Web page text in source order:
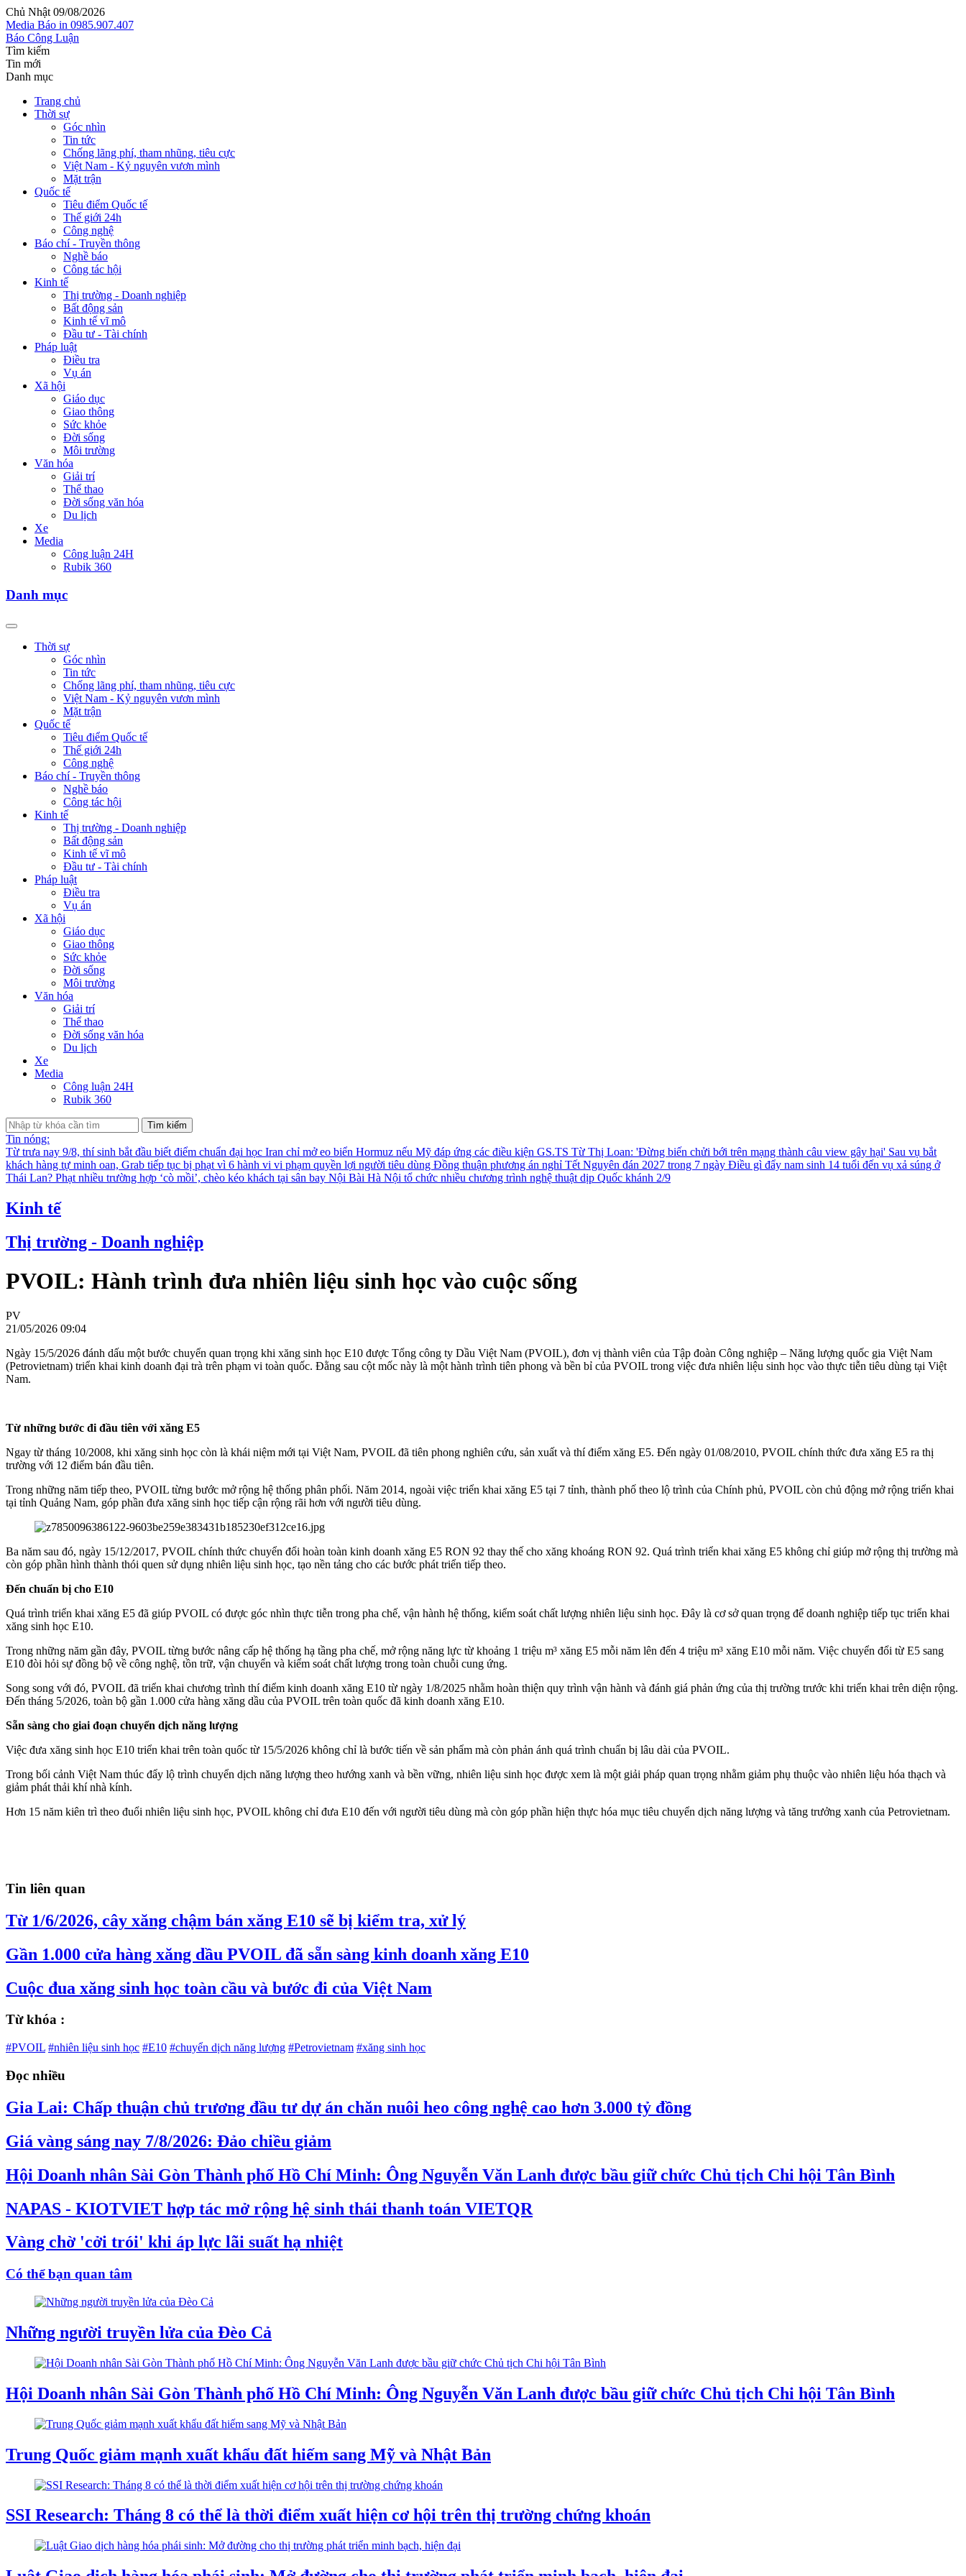
Chủ Nhật 09/08/2026
Media Báo in 0985.907.407
Báo Công Luận
Tìm kiếm
Tin mới
Danh mục
Trang chủ
Thời sự
Góc nhìn
Tin tức
Chống lãng phí, tham nhũng, tiêu cực
Việt Nam - Kỷ nguyên vươn mình
Mặt trận
Quốc tế
Tiêu điểm Quốc tế
Thế giới 24h
Công nghệ
Báo chí - Truyền thông
Nghề báo
Công tác hội
Kinh tế
Thị trường - Doanh nghiệp
Bất động sản
Kinh tế vĩ mô
Đầu tư - Tài chính
Pháp luật
Điều tra
Vụ án
Xã hội
Giáo dục
Giao thông
Sức khỏe
Đời sống
Môi trường
Văn hóa
Giải trí
Thể thao
Đời sống văn hóa
Du lịch
Xe
Media
Công luận 24H
Rubik 360
Danh mục
Thời sự
Góc nhìn
Tin tức
Chống lãng phí, tham nhũng, tiêu cực
Việt Nam - Kỷ nguyên vươn mình
Mặt trận
Quốc tế
Tiêu điểm Quốc tế
Thế giới 24h
Công nghệ
Báo chí - Truyền thông
Nghề báo
Công tác hội
Kinh tế
Thị trường - Doanh nghiệp
Bất động sản
Kinh tế vĩ mô
Đầu tư - Tài chính
Pháp luật
Điều tra
Vụ án
Xã hội
Giáo dục
Giao thông
Sức khỏe
Đời sống
Môi trường
Văn hóa
Giải trí
Thể thao
Đời sống văn hóa
Du lịch
Xe
Media
Công luận 24H
Rubik 360
Tìm kiếm
Tin nóng:
Từ trưa nay 9/8, thí sinh bắt đầu biết điểm chuẩn đại học Iran chỉ mở eo biển Hormuz nếu Mỹ đáp ứng các điều kiện GS.TS Từ Thị Loan: 'Đừng biến chửi bới trên mạng thành câu view gây hại' Sau vụ bắt
khách hàng tự minh oan, Grab tiếp tục bị phạt vì 6 hành vi vi phạm quyền lợi người tiêu dùng Đồng thuận phương án nghỉ Tết Nguyên đán 2027 trong 7 ngày Điều gì đẩy nam sinh 14 tuổi đến vụ xả súng ở
Thái Lan? Phạt nhiều trường hợp ‘cò mồi’, chèo kéo khách tại sân bay Nội Bài Hà Nội tổ chức nhiều chương trình nghệ thuật dịp Quốc khánh 2/9
Kinh tế
Thị trường - Doanh nghiệp
PVOIL: Hành trình đưa nhiên liệu sinh học vào cuộc sống
PV
21/05/2026 09:04
Ngày 15/5/2026 đánh dấu một bước chuyển quan trọng khi xăng sinh học E10 được Tổng công ty Dầu Việt Nam (PVOIL), đơn vị thành viên của Tập đoàn Công nghiệp – Năng lượng quốc gia Việt Nam
(Petrovietnam) triển khai kinh doanh đại trà trên phạm vi toàn quốc. Đằng sau cột mốc này là một hành trình tiên phong và bền bỉ của PVOIL trong việc đưa nhiên liệu sinh học vào thực tiễn tiêu dùng tại Việt
Nam.
Từ những bước đi đầu tiên với xăng E5
Ngay từ tháng 10/2008, khi xăng sinh học còn là khái niệm mới tại Việt Nam, PVOIL đã tiên phong nghiên cứu, sản xuất và thí điểm xăng E5. Đến ngày 01/08/2010, PVOIL chính thức đưa xăng E5 ra thị
trường với 12 điểm bán đầu tiên.
Trong những năm tiếp theo, PVOIL từng bước mở rộng hệ thống phân phối. Năm 2014, ngoài việc triển khai xăng E5 tại 7 tỉnh, thành phố theo lộ trình của Chính phủ, PVOIL còn chủ động mở rộng triển khai
tại tỉnh Quảng Nam, góp phần đưa xăng sinh học tiếp cận rộng rãi hơn với người tiêu dùng.
Ba năm sau đó, ngày 15/12/2017, PVOIL chính thức chuyển đổi hoàn toàn kinh doanh xăng E5 RON 92 thay thế cho xăng khoáng RON 92. Quá trình triển khai xăng E5 không chỉ giúp mở rộng thị trường mà
còn góp phần hình thành thói quen sử dụng nhiên liệu sinh học, tạo nền tảng cho các bước phát triển tiếp theo.
Đến chuẩn bị cho E10
Quá trình triển khai xăng E5 đã giúp PVOIL có được góc nhìn thực tiễn trong pha chế, vận hành hệ thống, kiểm soát chất lượng nhiên liệu sinh học. Đây là cơ sở quan trọng để doanh nghiệp tiếp tục triển khai
xăng sinh học E10.
Trong những năm gần đây, PVOIL từng bước nâng cấp hệ thống hạ tầng pha chế, mở rộng năng lực từ khoảng 1 triệu m³ xăng E5 mỗi năm lên đến 4 triệu m³ xăng E10 mỗi năm. Việc chuyển đổi từ E5 sang
E10 đòi hỏi sự đồng bộ về công nghệ, tồn trữ, vận chuyển và kiểm soát chất lượng trong toàn chuỗi cung ứng.
Song song với đó, PVOIL đã triển khai chương trình thí điểm kinh doanh xăng E10 từ ngày 1/8/2025 nhằm hoàn thiện quy trình vận hành và đánh giá phản ứng của thị trường trước khi triển khai trên diện rộng.
Đến tháng 5/2026, toàn bộ gần 1.000 cửa hàng xăng dầu của PVOIL trên toàn quốc đã kinh doanh xăng E10.
Sẵn sàng cho giai đoạn chuyển dịch năng lượng
Việc đưa xăng sinh học E10 triển khai trên toàn quốc từ 15/5/2026 không chỉ là bước tiến về sản phẩm mà còn phản ánh quá trình chuẩn bị lâu dài của PVOIL.
Trong bối cảnh Việt Nam thúc đẩy lộ trình chuyển dịch năng lượng theo hướng xanh và bền vững, nhiên liệu sinh học được xem là một giải pháp quan trọng nhằm giảm phụ thuộc vào nhiên liệu hóa thạch và
giảm phát thải khí nhà kính.
Hơn 15 năm kiên trì theo đuổi nhiên liệu sinh học, PVOIL không chỉ đưa E10 đến với người tiêu dùng mà còn góp phần hiện thực hóa mục tiêu chuyển dịch năng lượng và tăng trưởng xanh của Petrovietnam.
Tin liên quan
Từ 1/6/2026, cây xăng chậm bán xăng E10 sẽ bị kiểm tra, xử lý
Gần 1.000 cửa hàng xăng dầu PVOIL đã sẵn sàng kinh doanh xăng E10
Cuộc đua xăng sinh học toàn cầu và bước đi của Việt Nam
Từ khóa :
#PVOIL #nhiên liệu sinh học #E10 #chuyển dịch năng lượng #Petrovietnam #xăng sinh học
Đọc nhiều
Gia Lai: Chấp thuận chủ trương đầu tư dự án chăn nuôi heo công nghệ cao hơn 3.000 tỷ đồng
Giá vàng sáng nay 7/8/2026: Đảo chiều giảm
Hội Doanh nhân Sài Gòn Thành phố Hồ Chí Minh: Ông Nguyễn Văn Lanh được bầu giữ chức Chủ tịch Chi hội Tân Bình
NAPAS - KIOTVIET hợp tác mở rộng hệ sinh thái thanh toán VIETQR
Vàng chờ 'cởi trói' khi áp lực lãi suất hạ nhiệt
Có thể bạn quan tâm
Những người truyền lửa của Đèo Cả
Hội Doanh nhân Sài Gòn Thành phố Hồ Chí Minh: Ông Nguyễn Văn Lanh được bầu giữ chức Chủ tịch Chi hội Tân Bình
Trung Quốc giảm mạnh xuất khẩu đất hiếm sang Mỹ và Nhật Bản
SSI Research: Tháng 8 có thể là thời điểm xuất hiện cơ hội trên thị trường chứng khoán